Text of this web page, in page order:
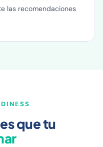
las recomendaciones
que tu